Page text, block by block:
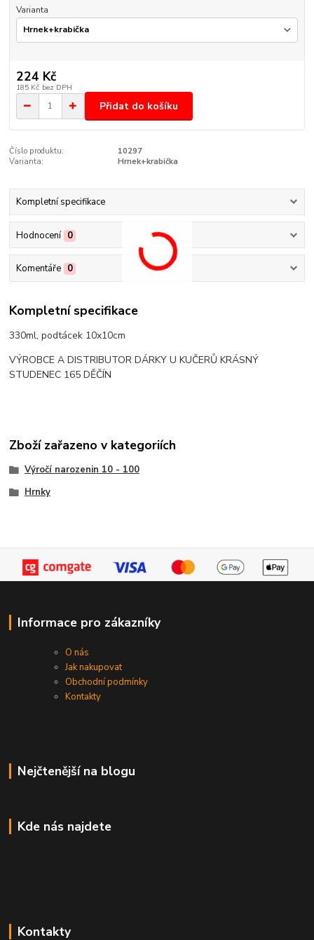
Varianta
224 Kč
185 Kč bez DPH
Přidat do košíku
Číslo produktu:
10297
Varianta:
Hrnek+krabička
Kompletní specifikace
Hodnocení 0
Komentáře 0
Kompletní specifikace
330ml, podtácek 10x10cm
VÝROBCE A DISTRIBUTOR DÁRKY U KUČERŮ KRÁSNÝ
STUDENEC 165 DĚČÍN
Zboží zařazeno v kategoriích
Výročí narozenin 10 - 100
Hrnky
Informace pro zákazníky
O nás
Jak nakupovat
Obchodní podmínky
Kontakty
Nejčtenější na blogu
Kde nás najdete
Kontakty